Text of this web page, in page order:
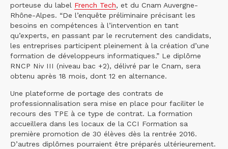
porteuse du label French Tech, et du Cnam Auvergne-
Rhône-Alpes. “De l’enquête préliminaire précisant les
besoins en compétences à l’intervention en tant
qu’experts, en passant par le recrutement des candidats,
les entreprises participent pleinement à la création d’une
formation de développeurs informatiques.” Le diplôme
RNCP Niv III (niveau bac +2), délivré par le Cnam, sera
obtenu après 18 mois, dont 12 en alternance.
Une plateforme de portage des contrats de
professionnalisation sera mise en place pour faciliter le
recours des TPE à ce type de contrat. La formation
accueillera dans les locaux de la CCI Formation sa
première promotion de 30 élèves dès la rentrée 2016.
D’autres diplômes pourraient être préparés ultérieurement.